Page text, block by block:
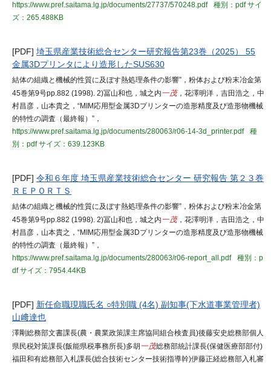
https://www.pref.saitama.lg.jp/documents/27737/570248.pdf
種別：pdfサイ
ズ：265.488KB
[PDF] 埼玉県産業技術総合センター研究報告第23巻（2025） 55
金属3Dプリンタにより造形したSUS630
結体の組織と機械的性質に及ぼす熱処理条件の影響”，粉体および粉末冶金第
45巻第9号pp.882 (1998). 2)冨山和也，城之内一茂，花澤明洋，吉田浩之，中
村昌彦，山本貴之，“MIM応用型金属3Dプリンターの造形精度及び造形物機械
的特性の調査（最終報）”，
https://www.pref.saitama.lg.jp/documents/280063/r06-14-3d_printer.pdf
種
別：pdfサイズ：639.123KB
[PDF] 令和６年度 埼玉県産業技術総合センター 研究報告 第２３巻
ＲＥＰＯＲＴＳ
結体の組織と機械的性質に及ぼす熱処理条件の影響”，粉体および粉末冶金第
45巻第9号pp.882 (1998). 2)冨山和也，城之内一茂，花澤明洋，吉田浩之，中
村昌彦，山本貴之，“MIM応用型金属3Dプリンターの造形精度及び造形物機械
的特性の調査（最終報）”，
https://www.pref.saitama.lg.jp/documents/280063/r06-report_all.pdf
種別：p
dfサイズ：7954.44KB
[PDF] 新任命職現職氏名 ○特別職 (4名) 副知事(下水道事業管理者)
山﨑達也
澤剛総務部文書課長(農・農業政策課主席協同組合検査員)後藤安史総務部個人
県民税対策課長(飯能県税事務所長)多胡 一茂総務部統計課長(保健医療部部付)
福田和有総務部入札課長(総合技術センター技術指導幹)伊藤正経総務部入札審